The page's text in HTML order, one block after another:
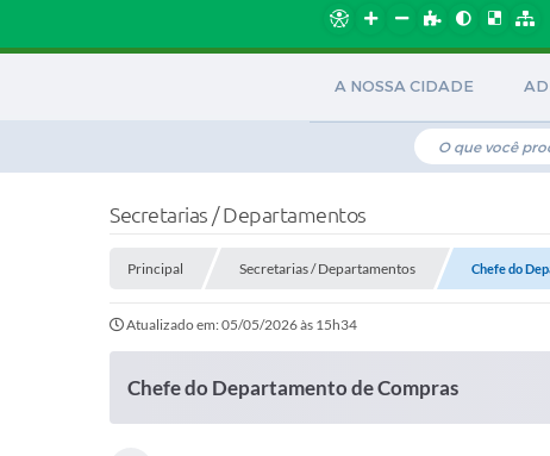
A NOSSA CIDADE
Secretarias / Departamentos
Principal Secretarias / Departamentos Chefe do
Atualizado em: 05/05/2026 às 15h34
Chefe do Departamento de Compras